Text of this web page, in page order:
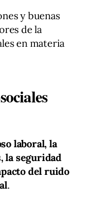
y buenas
de la
en materia
laboral, la
la seguridad
del ruido
.